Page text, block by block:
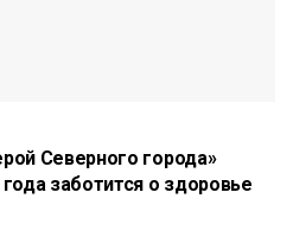
Северного города»
заботится о здоровье